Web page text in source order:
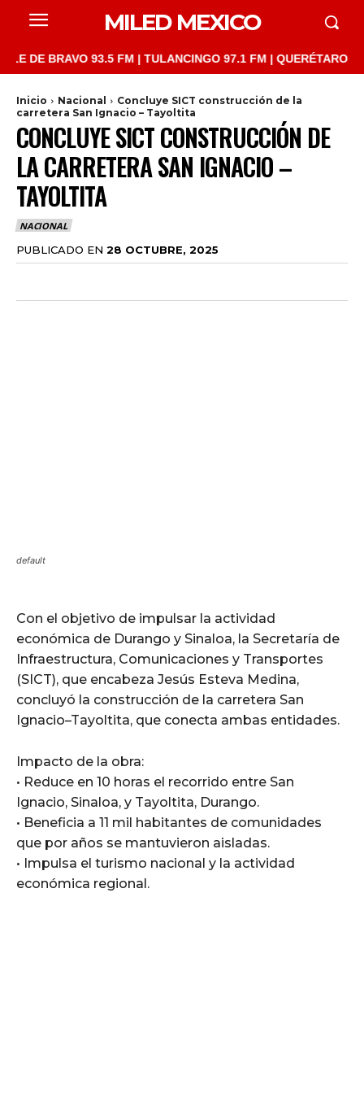
MILED MEXICO
BRAVO 93.5 FM | TULANCINGO 97.1 FM | QUERÉTARO
Inicio Nacional
Concluye SICT construcción de la
carretera San Ignacio – Tayoltita
CONCLUYE SICT CONSTRUCCIÓN DE
LA CARRETERA SAN IGNACIO –
TAYOLTITA
NACIONAL
PUBLICADO EN 28 OCTUBRE, 2025
default
Con el objetivo de impulsar la actividad
económica de Durango y Sinaloa, la Secretaría de
Infraestructura, Comunicaciones y Transportes
(SICT), que encabeza Jesús Esteva Medina,
concluyó la construcción de la carretera San
Ignacio–Tayoltita, que conecta ambas entidades.
Impacto de la obra:
• Reduce en 10 horas el recorrido entre San
Ignacio, Sinaloa, y Tayoltita, Durango.
• Beneficia a 11 mil habitantes de comunidades
que por años se mantuvieron aisladas.
• Impulsa el turismo nacional y la actividad
económica regional.